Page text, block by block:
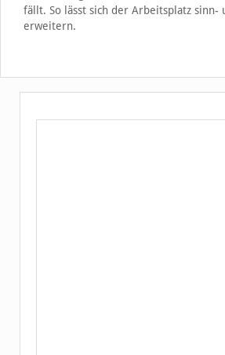
fällt. So lässt sich der Arbeitsplatz sinn-
erweitern.